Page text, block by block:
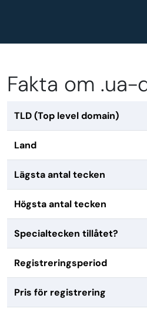
Fakta om .ua-
TLD (Top level domain)
Land
Lägsta antal tecken
Högsta antal tecken
Specialtecken tillåtet?
Registreringsperiod
Pris för registrering